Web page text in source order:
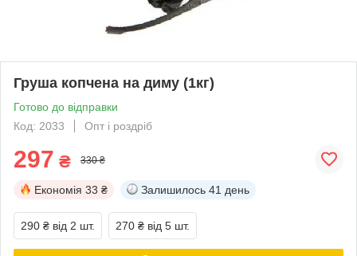
Груша копчена на диму (1кг)
Готово до відправки
Код: 2033
Опт і роздріб
297 ₴ 330 ₴
Економія 33 ₴ Залишилось 41 день
290 ₴ від 2 шт. 270 ₴ від 5 шт.